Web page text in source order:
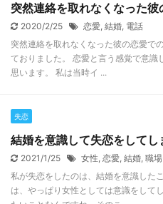
突然連絡を取れなくなった
2020/2/25 恋愛, 結婚, 電話
突然連絡を取れなくなった彼の恋愛で
ておりました。 恋愛と言う感覚で意識
思います。 私は当時イ ...
失恋
結婚を意識して失恋をしてし
2021/1/25 女性, 恋愛, 結婚, 職場
私が失恋をしたのは、結婚を意識した
は、やっぱり女性としては意識をして